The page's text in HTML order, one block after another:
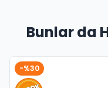
Bunlar da
-%30